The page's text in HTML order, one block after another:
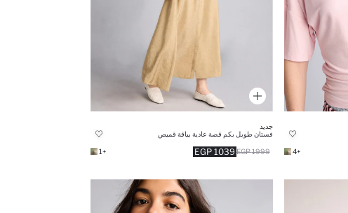
+4
جديد
فستان طويل بكم قصة عادية بياقة قميص
1039 EGP 1999 EGP
+1